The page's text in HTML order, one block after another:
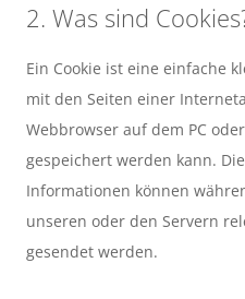
2. Was sind
Ein Cookie ist eine einfache
mit den Seiten einer
Webbrowser auf dem PC
gespeichert werden kann.
Informationen können
unseren oder den Servern
gesendet werden.